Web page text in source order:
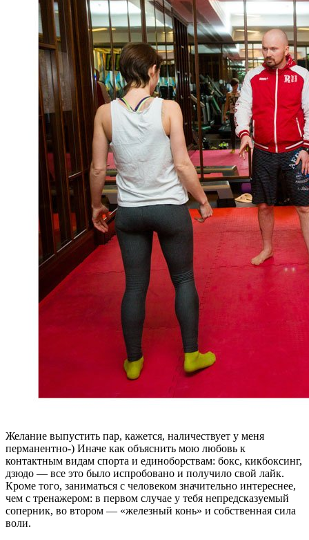
Желание выпустить пар, кажется, наличествует у меня
перманентно-) Иначе как объяснить мою любовь к
контактным видам спорта и единоборствам: бокс, кикбоксинг,
дзюдо — все это было испробовано и получило свой лайк.
Кроме того, заниматься с человеком значительно интереснее,
чем с тренажером: в первом случае у тебя непредсказуемый
соперник, во втором — «железный конь» и собственная сила
воли.